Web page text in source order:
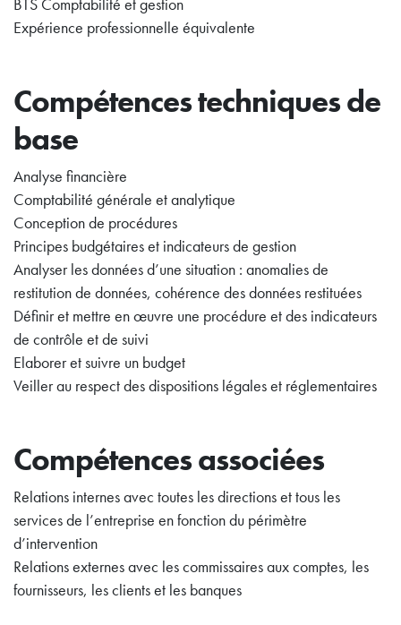
BTS Comptabilité et gestion
Expérience professionnelle équivalente
Compétences techniques de
base
Analyse financière
Comptabilité générale et analytique
Conception de procédures
Principes budgétaires et indicateurs de gestion
Analyser les données d’une situation : anomalies de
restitution de données, cohérence des données restituées
Définir et mettre en œuvre une procédure et des indicateurs
de contrôle et de suivi
Elaborer et suivre un budget
Veiller au respect des dispositions légales et réglementaires
Compétences associées
Relations internes avec toutes les directions et tous les
services de l’entreprise en fonction du périmètre
d’intervention
Relations externes avec les commissaires aux comptes, les
fournisseurs, les clients et les banques